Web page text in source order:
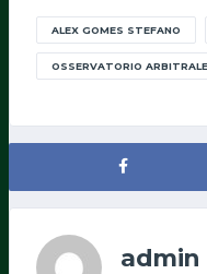
ALEX GOMES STEFANO
OSSERVATORIO ARBITRALE
admin